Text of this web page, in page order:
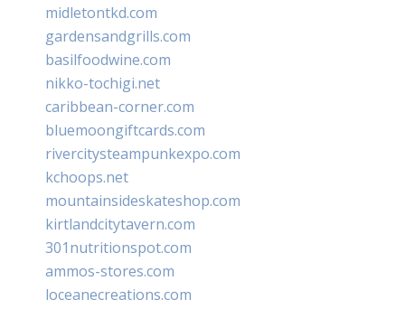
midletontkd.com
gardensandgrills.com
basilfoodwine.com
nikko-tochigi.net
caribbean-corner.com
bluemoongiftcards.com
rivercitysteampunkexpo.com
kchoops.net
mountainsideskateshop.com
kirtlandcitytavern.com
301nutritionspot.com
ammos-stores.com
loceanecreations.com